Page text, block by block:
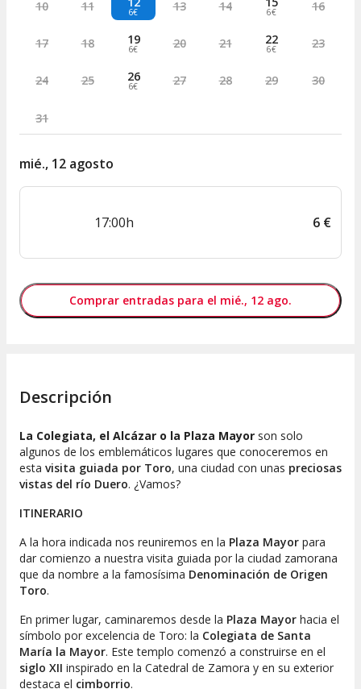
10 11 6€ 13 14 6€ 16
17 18 19
6€ 20 21 22
6€ 23
24 25 26
6€ 27 28 29 30
31
mié., 12 agosto
17:00h 6 €
Comprar entradas para el mié., 12 ago.
Descripción
La Colegiata, el Alcázar o la Plaza Mayor son solo
algunos de los emblemáticos lugares que conoceremos en
esta visita guiada por Toro, una ciudad con unas preciosas
vistas del río Duero. ¿Vamos?
ITINERARIO
A la hora indicada nos reuniremos en la Plaza Mayor para
dar comienzo a nuestra visita guiada por la ciudad zamorana
que da nombre a la famosísima Denominación de Origen
Toro.
En primer lugar, caminaremos desde la Plaza Mayor hacia el
símbolo por excelencia de Toro: la Colegiata de Santa
María la Mayor. Este templo comenzó a construirse en el
siglo XII inspirado en la Catedral de Zamora y en su exterior
destaca el cimborrio.